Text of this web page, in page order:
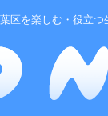
区を楽しむ・役立つ